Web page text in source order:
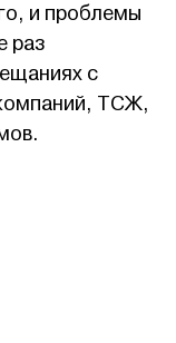
и проблемы
раз
с
ТСЖ,